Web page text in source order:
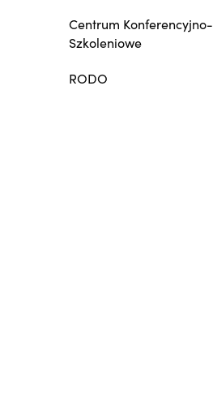
Centrum Konferencyjno-
Szkoleniowe
RODO